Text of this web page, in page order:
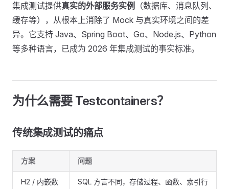
集成测试提供真实的外部服务实例
（数据库、消息队列、
缓存等），从根本上消除了 Mock 与真实环境之间的差
异。它支持 Java、Spring Boot、Go、Node.js、Python
等多种语言，已成为 2026 年集成测试的事实标准。
为什么需要 Testcontainers？
传统集成测试的痛点
方案 问题
H2 / 内嵌数
SQL 方言不同，存储过程、函数、索引行